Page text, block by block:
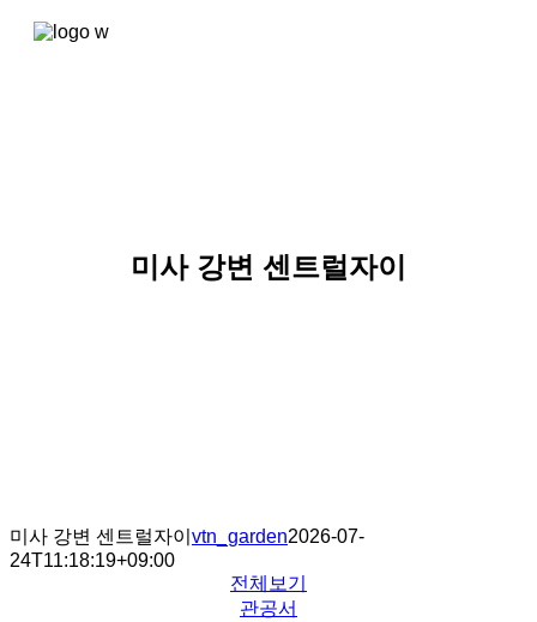
콘텐츠로
건너뛰기
미사 강변 센트럴자이
미사 강변 센트럴자이 vtn_garden2026-07-
24T11:18:19+09:00
전체보기
관공서